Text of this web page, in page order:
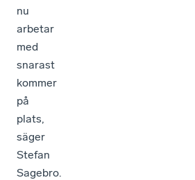
nu
arbetar
med
snarast
kommer
på
plats,
säger
Stefan
Sagebro.